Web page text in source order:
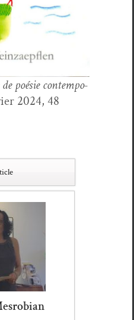
poésie con­tem­po­
2024, 48